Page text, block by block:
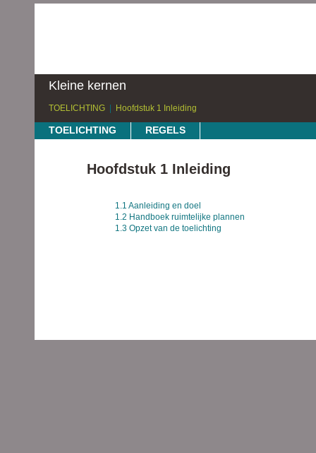
Kleine kernen
TOELICHTING Hoofdstuk 1 Inleiding
TOELICHTING REGELS
Hoofdstuk 1 Inleiding
1.1 Aanleiding en doel
1.2 Handboek ruimtelijke plannen
1.3 Opzet van de toelichting